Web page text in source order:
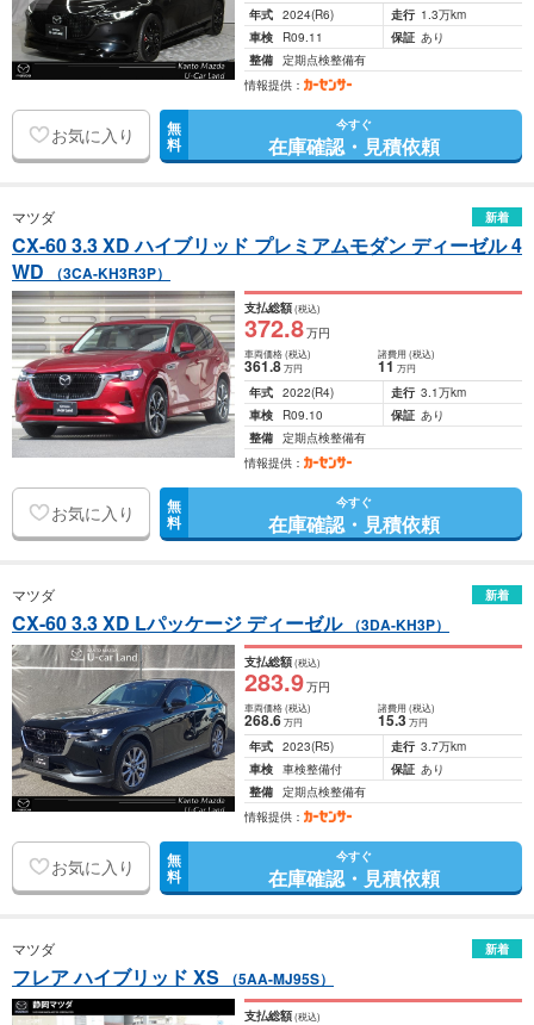
年式 2024(R6) 走行 1.3万km
車検
R09.11 保証 あり
整備 定期点検整備有
情報提供：
お気に入り 無
料
今すぐ
在庫確認・見積依頼
マツダ 新着
CX-60 3.3 XD ハイブリッド プレミアムモダン ディーゼル 4
WD
（3CA-KH3R3P）
支払総額(税込)
372.8万円
車両価格(税込)
361.8万円
諸費用 (税込)
11 万円
年式 2022(R4) 走行 3.1万km
車検
R09.10 保証 あり
整備 定期点検整備有
情報提供：
お気に入り 無
料
今すぐ
在庫確認・見積依頼
マツダ 新着
CX-60 3.3 XD Lパッケージ ディーゼル （3DA-KH3P）
支払総額(税込)
283.9万円
車両価格(税込)
268.6万円
諸費用 (税込)
15.3 万円
年式 2023(R5) 走行 3.7万km
車検 車検整備付 保証 あり
整備 定期点検整備有
情報提供：
お気に入り 無
料
今すぐ
在庫確認・見積依頼
マツダ 新着
フレア ハイブリッド XS （5AA-MJ95S）
支払総額(税込)